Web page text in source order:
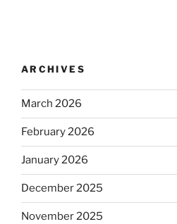
ARCHIVES
March 2026
February 2026
January 2026
December 2025
November 2025